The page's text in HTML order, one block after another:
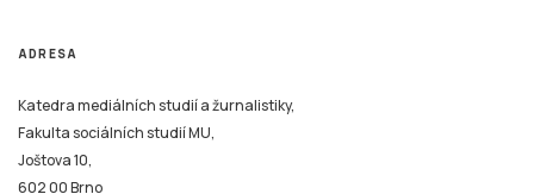
ADRESA
Katedra mediálních studií a žurnalistiky,
Fakulta sociálních studií MU,
Joštova 10,
602 00 Brno